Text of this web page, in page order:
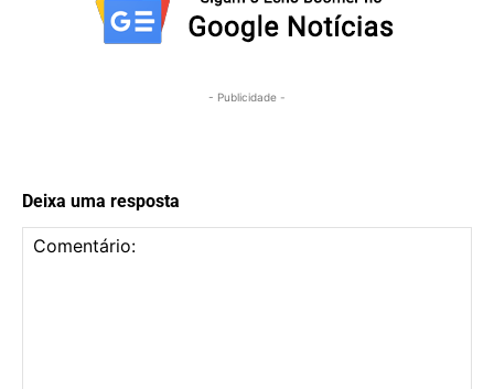
- Publicidade -
Deixa uma resposta